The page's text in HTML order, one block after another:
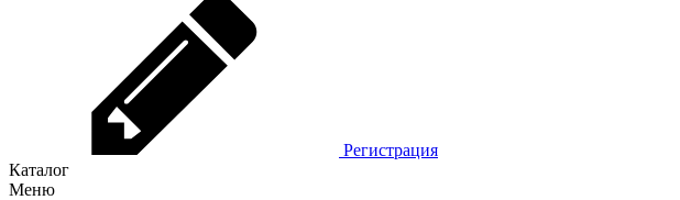
Регистрация
Каталог
Меню